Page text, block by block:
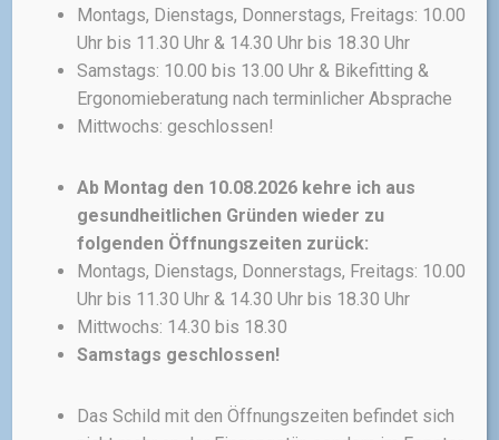
Bikeyoke Revive 3.0
Die Bikeyoke Revive 3.0 ist die
konsequente Weiterentwicklung
des Sattelstützen-Top-Models
und profitiert von inzwischen 10
Jahren Erfahrung der ersten
beiden Generationen. So ist es
preisgekrönte Bikeyoke Revive
mit ihrer einzigartigen
Montags, Dienstags, Donnerstags, Freitags: 10.00
Uhr bis 11.30 Uhr & 14.30 Uhr bis 18.30 Uhr
Samstags: 10.00 bis 13.00 Uhr & Bikefitting &
Ergonomieberatung nach terminlicher Absprache
Mittwochs: geschlossen!
Ab Montag den 10.08.2026 kehre ich aus
gesundheitlichen Gründen wieder zu
folgenden Öffnungszeiten zurück:
Montags, Dienstags, Donnerstags, Freitags: 10.00
Uhr bis 11.30 Uhr & 14.30 Uhr bis 18.30 Uhr
Mittwochs: 14.30 bis 18.30
Samstags geschlossen!
Das Schild mit den Öffnungszeiten befindet sich